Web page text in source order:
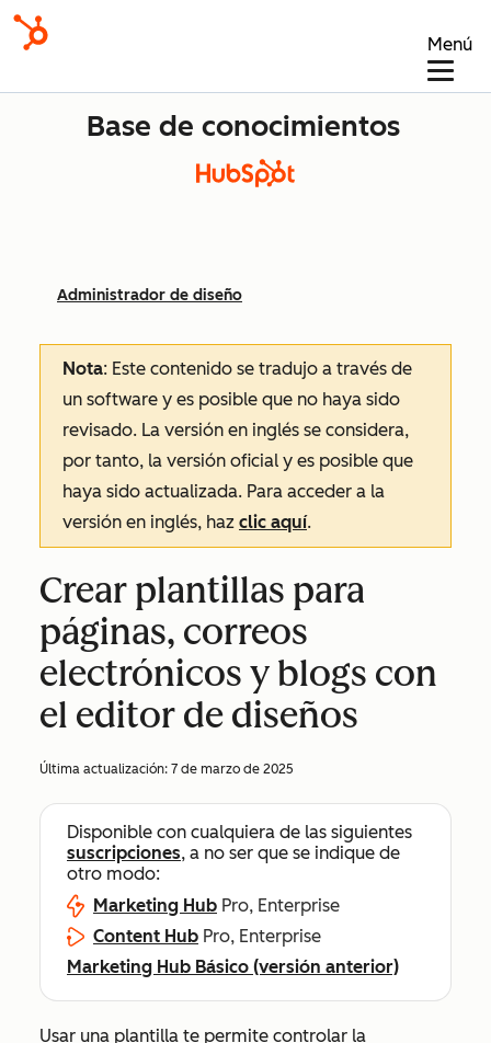
Menú
Base de conocimientos
Administrador de diseño
Nota: Este contenido se tradujo a través de
un software y es posible que no haya sido
revisado. La versión en inglés se considera,
por tanto, la versión oficial y es posible que
haya sido actualizada. Para acceder a la
versión en inglés, haz clic aquí.
Crear plantillas para
páginas, correos
electrónicos y blogs con
el editor de diseños
Última actualización: 7 de marzo de 2025
Disponible con cualquiera de las siguientes
suscripciones, a no ser que se indique de
otro modo:
Marketing Hub Pro, Enterprise
Content Hub Pro, Enterprise
Marketing Hub Básico (versión anterior)
Usar una plantilla te permite controlar la